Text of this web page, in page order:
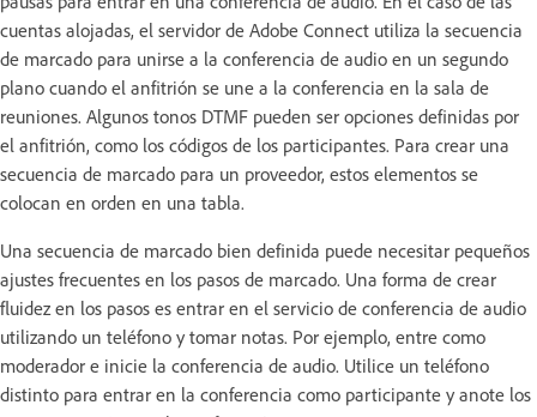
cuentas alojadas, el servidor de Adobe Connect utiliza la secuencia
de marcado para unirse a la conferencia de audio en un segundo
plano cuando el anfitrión se une a la conferencia en la sala de
reuniones. Algunos tonos DTMF pueden ser opciones definidas por
el anfitrión, como los códigos de los participantes. Para crear una
secuencia de marcado para un proveedor, estos elementos se
colocan en orden en una tabla.
Una secuencia de marcado bien definida puede necesitar pequeños
ajustes frecuentes en los pasos de marcado. Una forma de crear
fluidez en los pasos es entrar en el servicio de conferencia de audio
utilizando un teléfono y tomar notas. Por ejemplo, entre como
moderador e inicie la conferencia de audio. Utilice un teléfono
distinto para entrar en la conferencia como participante y anote los